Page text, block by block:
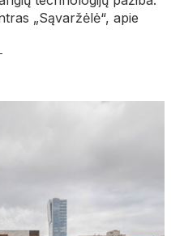
„Sąvaržėlė“, apie